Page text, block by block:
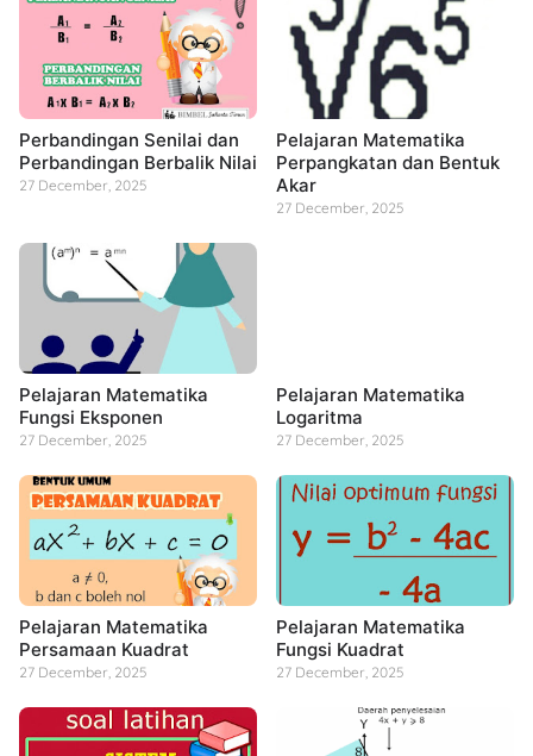
Perbandingan Senilai dan
Perbandingan Berbalik Nilai
27 December, 2025
Pelajaran Matematika
Perpangkatan dan Bentuk
Akar
27 December, 2025
Pelajaran Matematika
Fungsi Eksponen
27 December, 2025
Pelajaran Matematika
Logaritma
27 December, 2025
Pelajaran Matematika
Persamaan Kuadrat
27 December, 2025
Pelajaran Matematika
Fungsi Kuadrat
27 December, 2025